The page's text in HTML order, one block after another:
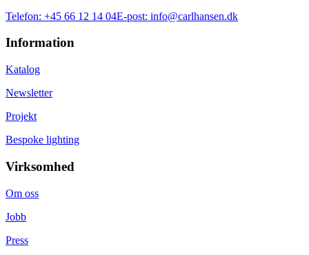
Telefon: +45 66 12 14 04E-post: info@carlhansen.dk
Information
Katalog
Newsletter
Projekt
Bespoke lighting
Virksomhed
Om oss
Jobb
Press